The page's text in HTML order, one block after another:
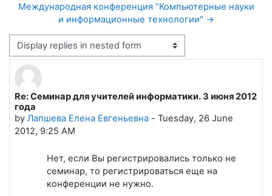
Международная конференция "Компьютерные науки
и информационные технологии" →
Display mode
Re: Семинар для учителей информатики. 3 июня 2012
года
by Лапшева Елена Евгеньевна - Tuesday, 26 June
2012, 9:25 AM
Number of replies: 0
Нет, если Вы регистрировались только не
семинар, то регистрироваться еще на
конференции не нужно.